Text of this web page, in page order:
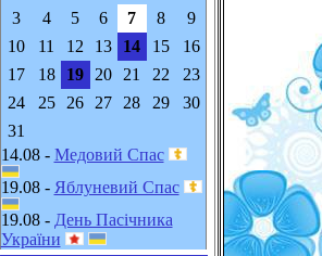
3
4 5 6 7 8
9
10
11 12 13 14 15
16
17
18 19 20 21 22
23
24
25 26 27 28 29
30
31
14.08 - Медовий Спас
19.08 - Яблуневий Спас
19.08 - День Пасічника
України